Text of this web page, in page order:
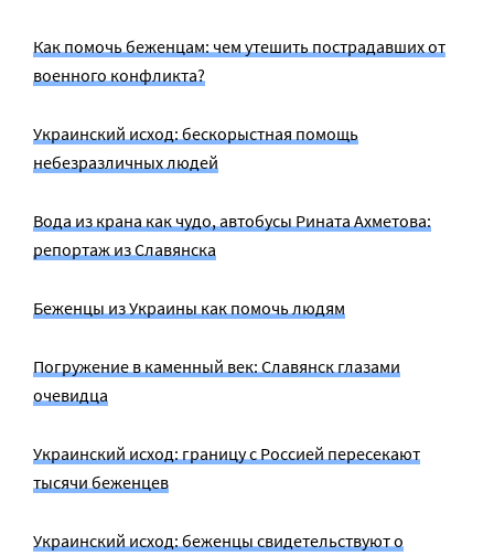
Как помочь беженцам: чем утешить пострадавших от
военного конфликта?
Украинский исход: бескорыстная помощь
небезразличных людей
Вода из крана как чудо, автобусы Рината Ахметова:
репортаж из Славянска
Беженцы из Украины как помочь людям
Погружение в каменный век: Славянск глазами
очевидца
Украинский исход: границу с Россией пересекают
тысячи беженцев
Украинский исход: беженцы свидетельствуют о